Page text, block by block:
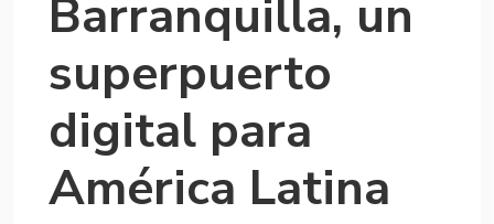
Barranquilla, un
superpuerto
digital para
América Latina